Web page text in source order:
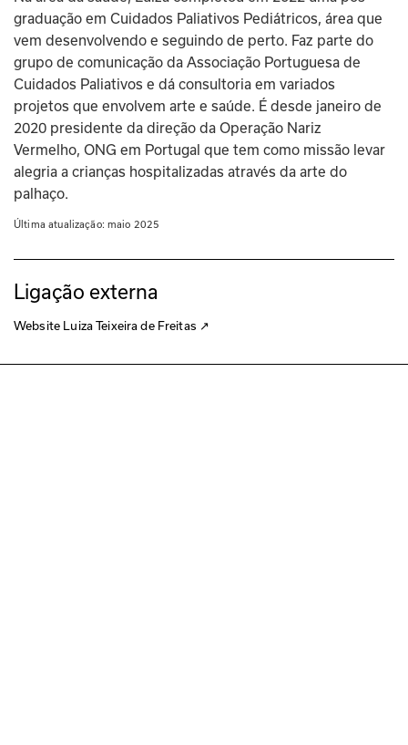
graduação em Cuidados Paliativos Pediátricos, área que
vem desenvolvendo e seguindo de perto. Faz parte do
grupo de comunicação da Associação Portuguesa de
Cuidados Paliativos e dá consultoria em variados
projetos que envolvem arte e saúde. É desde janeiro de
2020 presidente da direção da Operação Nariz
Vermelho, ONG em Portugal que tem como missão levar
alegria a crianças hospitalizadas através da arte do
palhaço.
Última atualização: maio 2025
Ligação externa
Website Luiza Teixeira de Freitas ↗